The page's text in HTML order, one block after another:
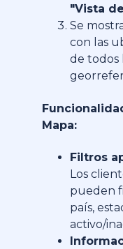
"Vista
Se
con las
de todos
Mapa:
Filtros
Los
pueden
país,
activo/